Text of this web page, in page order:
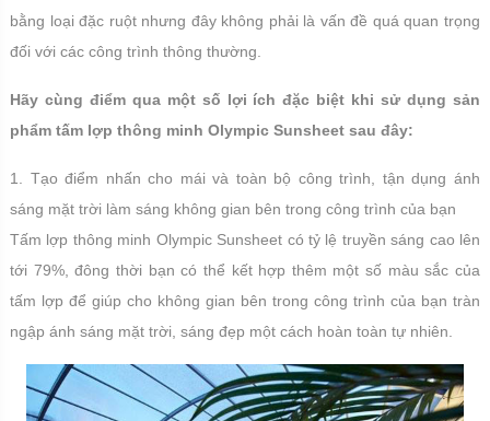
bằng loại đặc ruột nhưng đây không phải là vấn đề quá quan trọng
đối với các công trình thông thường.
Hãy cùng điểm qua một số lợi ích đặc biệt khi sử dụng sản
phẩm tấm lợp thông minh Olympic Sunsheet sau đây:
1. Tạo điểm nhấn cho mái và toàn bộ công trình, tận dụng ánh
sáng mặt trời làm sáng không gian bên trong công trình của bạn
Tấm lợp thông minh Olympic Sunsheet có tỷ lệ truyền sáng cao lên
tới 79%, đông thời bạn có thể kết hợp thêm một số màu sắc của
tấm lợp để giúp cho không gian bên trong công trình của bạn tràn
ngập ánh sáng mặt trời, sáng đẹp một cách hoàn toàn tự nhiên.